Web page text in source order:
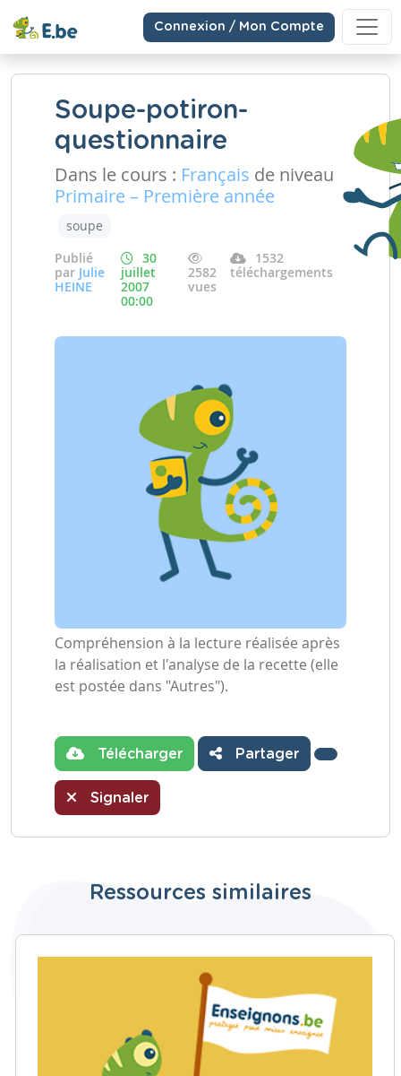
Connexion / Mon Compte
Soupe-potiron-
questionnaire
Dans le cours : Français de niveau
Primaire – Première année
soupe
Publié
par Julie
HEINE
30
juillet
2007
00:00
2582
vues
1532
téléchargements
Compréhension à la lecture réalisée après
la réalisation et l'analyse de la recette (elle
est postée dans "Autres").
Télécharger Partager
Signaler
Ressources similaires